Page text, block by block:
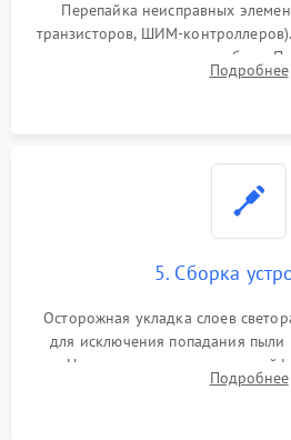
Перепайка неисправных
транзисторов, ШИМ-
памяти при программных сбоях.
разборка матрицы и замена
Подробнее
5. Сборка
Осторожная укладка слоев
для исключения попадания пыли
Надежное подключение
аккуратное защелкиваниеПодробнее